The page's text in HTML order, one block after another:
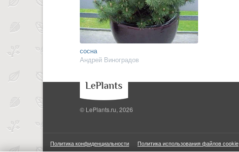
сосна
Андрей Виноградов
© LePlants.ru, 2026
Политика конфиденциальности Политика использования файлов cookie